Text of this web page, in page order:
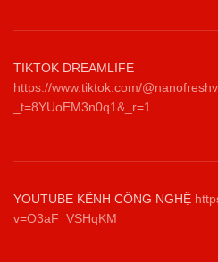
TIKTOK DREAMLIFE
https://www.tiktok.com/
_t=8YUoEM3n0q1&_r=1
YOUTUBE KÊNH CÔNG NGHỆ
v=O3aF_VSHqKM